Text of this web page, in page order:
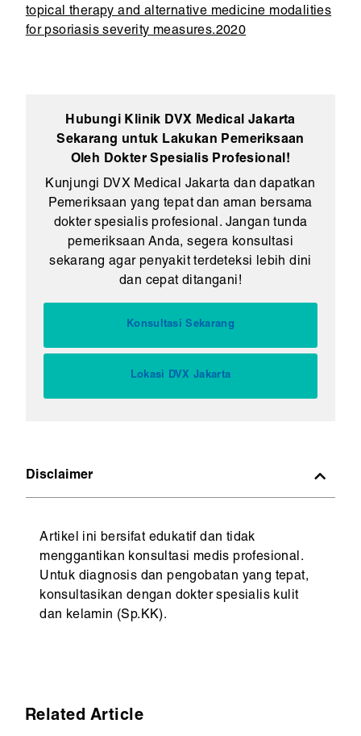
topical therapy and alternative medicine modalities
for psoriasis severity measures.2020
Hubungi Klinik DVX Medical Jakarta
Sekarang untuk Lakukan Pemeriksaan
Oleh Dokter Spesialis Profesional!
Kunjungi DVX Medical Jakarta dan dapatkan
Pemeriksaan yang tepat dan aman bersama
dokter spesialis profesional. Jangan tunda
pemeriksaan Anda, segera konsultasi
sekarang agar penyakit terdeteksi lebih dini
dan cepat ditangani!
Konsultasi Sekarang
Lokasi DVX Jakarta
Disclaimer
Artikel ini bersifat edukatif dan tidak
menggantikan konsultasi medis profesional.
Untuk diagnosis dan pengobatan yang tepat,
konsultasikan dengan dokter spesialis kulit
dan kelamin (Sp.KK).
Related Article